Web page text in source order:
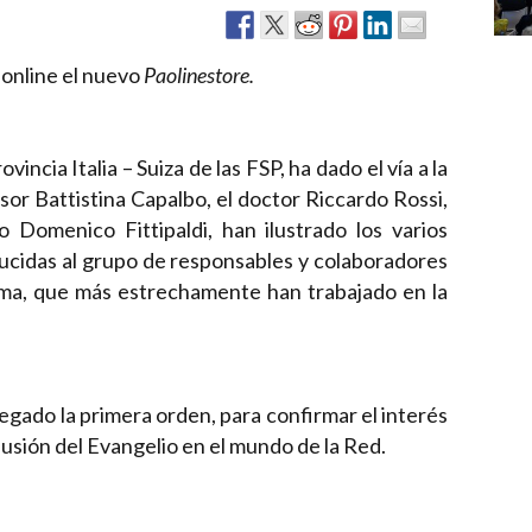
el nuevoPaolinestore.
Italia – Suiza de las FSP, ha dado el vía a la
Battistina Capalbo, el doctor Riccardo Rossi,
Domenico Fittipaldi, han ilustrado los varios
al grupo de responsables y colaboradores
que más estrechamente han trabajado en la
la primera orden, para confirmar el interés
del Evangelio en el mundo de la Red.